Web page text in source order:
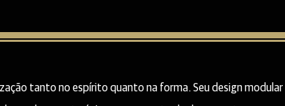
tanto no espírito quanto na forma. Seu design modular